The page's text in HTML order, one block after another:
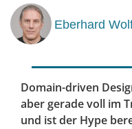
Eberhard
Domain-driven
aber gerade voll im
und ist der Hype